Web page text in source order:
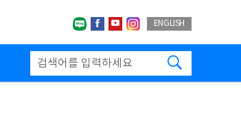
네이버블로그
페이스북
유투브인스타그랩
ENGLISH